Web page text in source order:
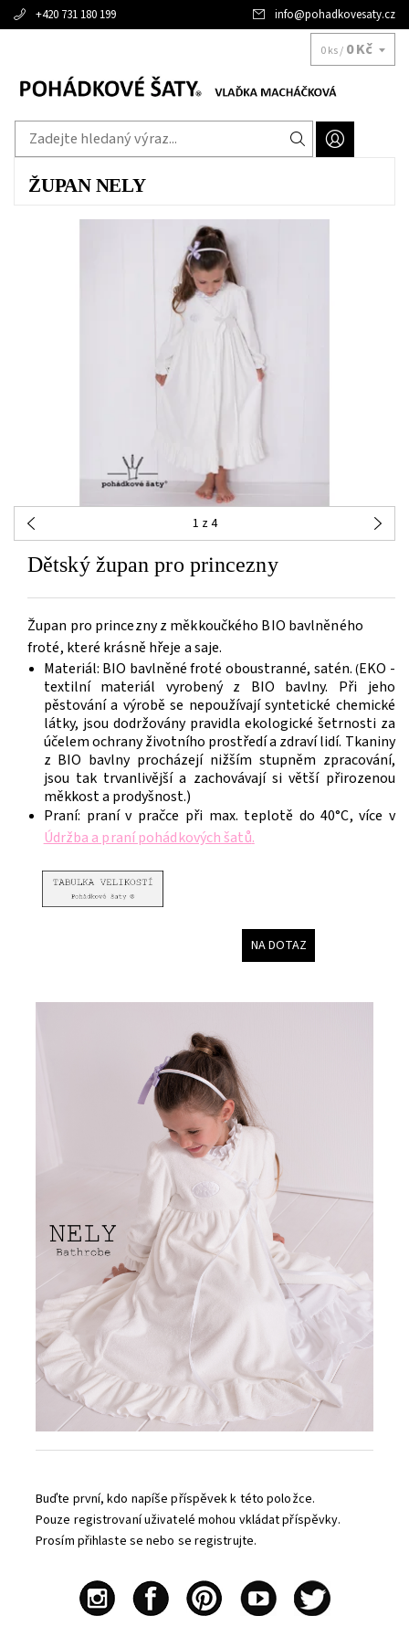
+420 731 180 199 info@pohadkovesaty.cz
0 ks / 0 Kč
ŽUPAN NELY
1 z 4
Dětský župan pro princezny
Župan pro princezny z měkkoučkého BIO bavlněného
froté, které krásně hřeje a saje.
Materiál: BIO bavlněné froté oboustranné, satén. (EKO -
textilní materiál vyrobený z BIO bavlny. Při jeho
pěstování a výrobě se nepoužívají syntetické chemické
látky, jsou dodržovány pravidla ekologické šetrnosti za
účelem ochrany životního prostředí a zdraví lidí. Tkaniny
z BIO bavlny procházejí nižším stupněm zpracování,
jsou tak trvanlivější a zachovávají si větší přirozenou
měkkost a prodyšnost.)
Praní: praní v pračce při max. teplotě do 40°C, více v
Údržba a praní pohádkových šatů.
NA DOTAZ
Buďte první, kdo napíše příspěvek k této položce.
Pouze registrovaní uživatelé mohou vkládat příspěvky.
Prosím přihlaste se nebo se registrujte.